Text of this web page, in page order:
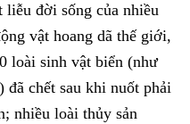
liễu đời sống của nhiều
vật hoang dã thế giới,
loài sinh vật biển (như
chết sau khi nuốt phải
nhiều loài thủy sản